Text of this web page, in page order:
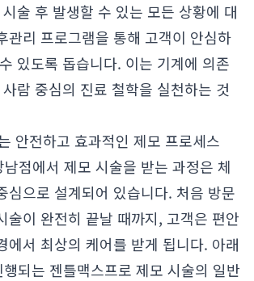
술 후 발생할 수 있는 모든 상황에 대
관리 프로그램을 통해 고객이 안심하
있도록 돕습니다. 이는 기계에 의존
람 중심의 진료 철학을 실천하는 것
안전하고 효과적인 제모 프로세스
점에서 제모 시술을 받는 과정은 체
심으로 설계되어 있습니다. 처음 방문
술이 완전히 끝날 때까지, 고객은 편안
에서 최상의 케어를 받게 됩니다. 아래
행되는 젠틀맥스프로 제모 시술의 일반